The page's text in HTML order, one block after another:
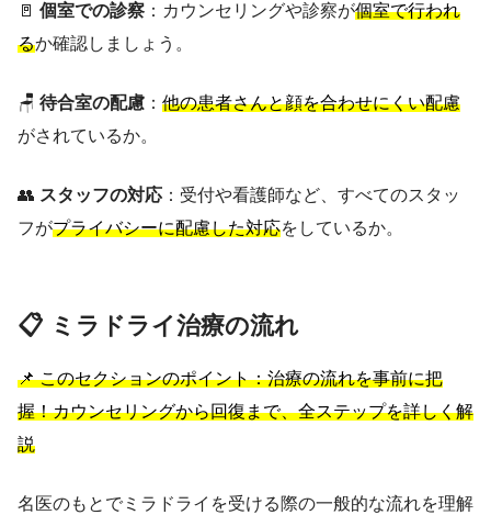
🚪 個室での診察 ：カウンセリングや診察が個室で行われ
るか確認しましょう。
🪑 待合室の配慮 ： 他の患者さんと顔を合わせにくい配慮
がされているか。
👥 スタッフの対応 ：受付や看護師など、すべてのスタッ
フがプライバシーに配慮した対応をしているか。
📋 ミラドライ治療の流れ
📌 このセクションのポイント：治療の流れを事前に把
握！カウンセリングから回復まで、全ステップを詳しく解
説
名医のもとでミラドライを受ける際の一般的な流れを理解